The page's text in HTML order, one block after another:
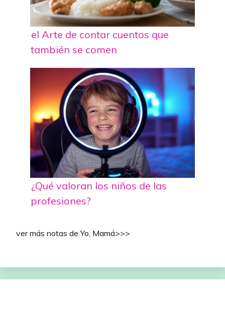
el Arte de contar cuentos que
también se comen
¿Qué valoran los niños de las
profesiones?
ver más notas de Yo, Mamá>>>